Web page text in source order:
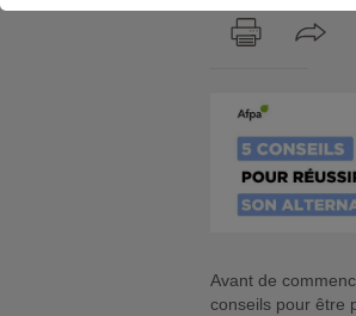
Avant de
conseils pour être